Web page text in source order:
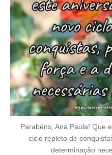
Parabéns, Ana Paula! Que
ciclo repleto de
determinação